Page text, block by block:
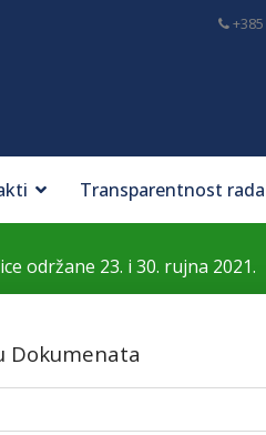
Transparentnost rada
održane 23. i 30. rujna 2021.
Dokumenata